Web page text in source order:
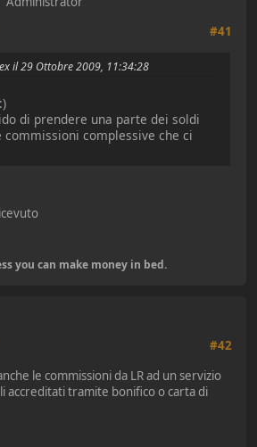
#41
il 29 Ottobre 2009, 11:34:28
di prendere una parte dei soldi
complessive che ci
you can make money in bed.
#42
le commissioni da LR ad un servizio
accreditati tramite bonifico o carta di